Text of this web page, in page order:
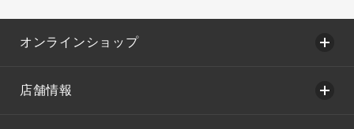
オンラインショップ
店舗情報